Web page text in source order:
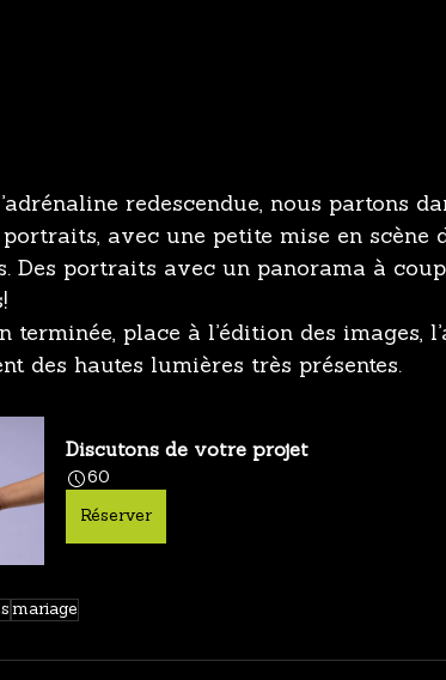
redescendue, nous partons
avec une petite mise en scène
Des portraits avec un panorama à
terminée, place à l’édition des images,
des hautes lumières très présentes.
Discutons de votre projet
60
Réserver
mariage